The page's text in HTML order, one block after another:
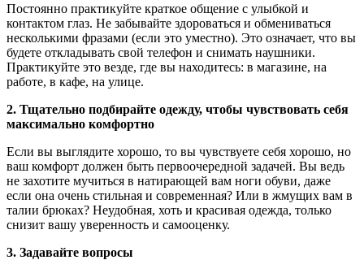
Постоянно практикуйте краткое общение с улыбкой и
контактом глаз. Не забывайте здороваться и обмениваться
несколькими фразами (если это уместно). Это означает, что вы
будете откладывать свой телефон и снимать наушники.
Практикуйте это везде, где вы находитесь: в магазине, на
работе, в кафе, на улице.
2. Тщательно подбирайте одежду, чтобы чувствовать себя
максимально комфортно
Если вы выглядите хорошо, то вы чувствуете себя хорошо, но
ваш комфорт должен быть первоочередной задачей. Вы ведь
не захотите мучиться в натирающей вам ноги обуви, даже
если она очень стильная и современная? Или в жмущих вам в
талии брюках? Неудобная, хоть и красивая одежда, только
снизит вашу уверенность и самооценку.
3. Задавайте вопросы